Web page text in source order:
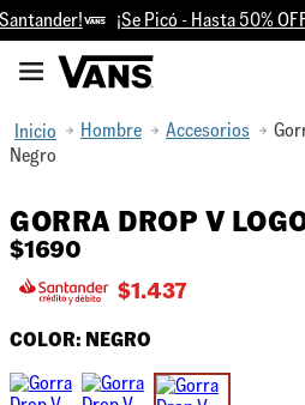
¡Se Picó - Hasta 50% OFF!
Hombre Accesorios
Negro
GORRA DROP V
$1690
$1.437
COLOR: NEGRO